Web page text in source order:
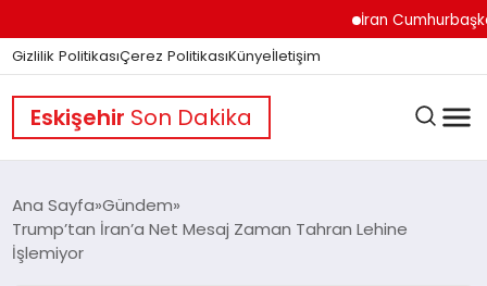
İran Cumhurbaşkanı
Gizlilik PolitikasıÇerez PolitikasıKünyeİletişim
Eskişehir Son Dakika
GÜNDEM
Ana Sayfa Gündem
Trump’tan İran’a Net Mesaj Zaman Tahran Lehine
İşlemiyor